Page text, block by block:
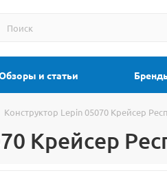
и статьи
Конструктор Lepin 05070 Крейсер
Крейсер